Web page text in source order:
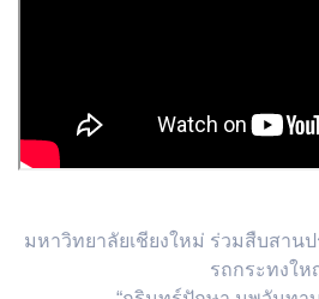
มหาวิทยาลัยเชียงใหม่ ร่วมสืบสาน
รถกระทงให